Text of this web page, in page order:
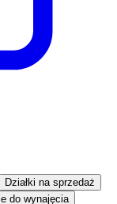
Działki na sprzedaż
do wynajęcia